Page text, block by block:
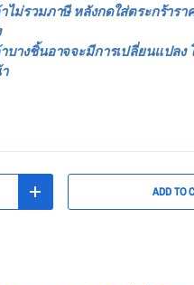
ไม่รวมภาษี หลังกดใส่ตระกร้ารา
างชิ้นอาจจะมีการเปลี่ยนแปลง
+ ADD TO